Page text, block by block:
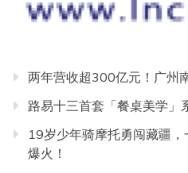
两年营收超300亿元！广州
路易十三首套「餐桌美学」
19岁少年骑摩托勇闯藏疆
爆火！